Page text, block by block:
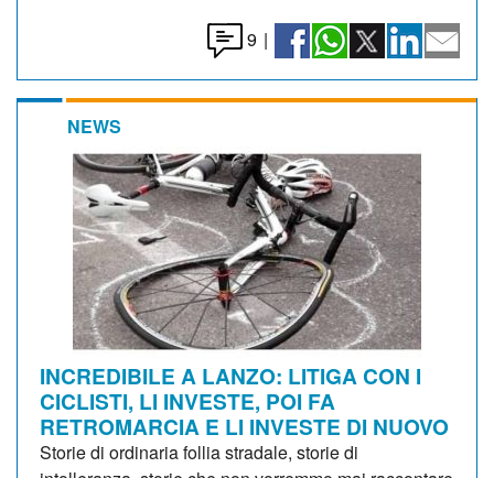
9 |
NEWS
INCREDIBILE A LANZO: LITIGA CON I
CICLISTI, LI INVESTE, POI FA
RETROMARCIA E LI INVESTE DI NUOVO
Storie di ordinaria follia stradale, storie di